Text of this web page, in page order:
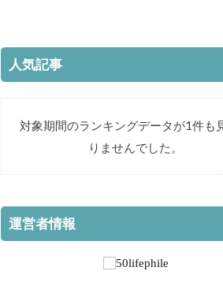
人気記事
対象期間のランキングデータが1件も
りませんでした。
運営者情報